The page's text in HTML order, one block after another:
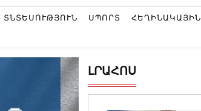
ՏՆՏԵՍՈՒԹՅՈՒՆ ՍՊՈՐՏ ՀԵՂԻՆԱԿԱՅԻՆ
ԼՐԱՀՈՍ